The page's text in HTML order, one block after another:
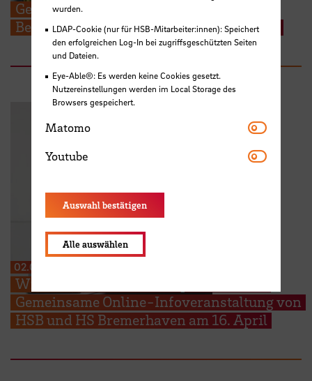
Gestalten Sie die Zukunft der HSB mit –
Besuchen Sie unser neues Karriereportal
02.04.2026
Wie werde ich Hochschulprofessor:in?
Gemeinsame Online-Infoveranstaltung von
HSB und HS Bremerhaven am 16. April
wurden.
LDAP-Cookie (nur für HSB-Mitarbeiter:innen): Speichert
den erfolgreichen Log-In bei zugriffsgeschützten Seiten
und Dateien.
Eye-Able®: Es werden keine Cookies gesetzt.
Nutzereinstellungen werden im Local Storage des
Browsers gespeichert.
Matomo Matomo
Youtube Youtube
Auswahl bestätigen
Alle auswählen